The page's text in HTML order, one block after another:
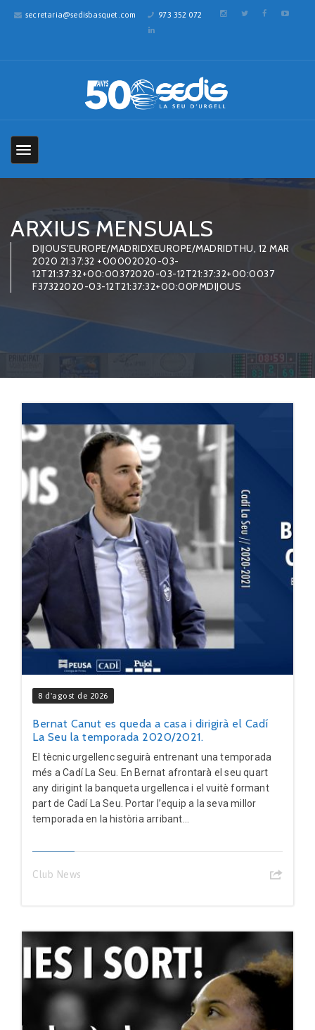
secretaria@sedisbasquet.com 973 352 072
ARXIUS MENSUALS
DIJOUS'EUROPE/MADRIDXEUROPE/MADRIDTHU, 12 MAR
2020 21:37:32 +00002020-03-
12T21:37:32+00:00372020-03-12T21:37:32+00:0037
F37322020-03-12T21:37:32+00:00PMDIJOUS
8 d'agost de 2026
Bernat Canut es queda a casa i dirigirà el Cadí
La Seu la temporada 2020/2021.
El tècnic urgellenc seguirà entrenant una temporada
més a Cadí La Seu. En Bernat afrontarà el seu quart
any dirigint la banqueta urgellenca i el vuitè formant
part de Cadí La Seu. Portar l’equip a la seva millor
temporada en la història arribant...
Club News